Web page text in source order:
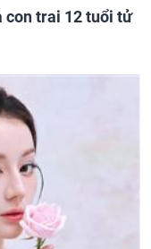
con trai 12 tuổi tử